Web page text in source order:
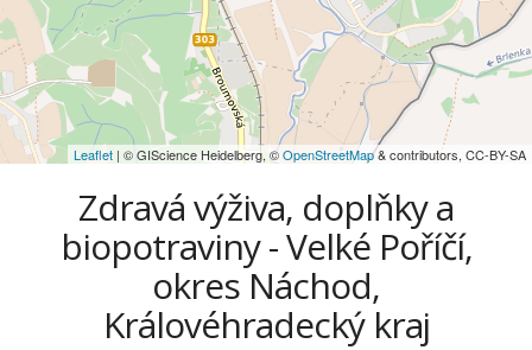
Leaflet | © GIScience Heidelberg, ©OpenStreetMap& contributors, CC-BY-SA
Zdravá výživa, doplňky a
biopotraviny - Velké Poříčí,
okres Náchod,
Královéhradecký kraj